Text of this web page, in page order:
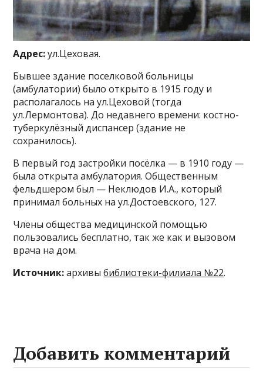
Адрес:ул.Цеховая.
Бывшее здание поселковой больницы
(амбулатории) было открыто в 1915 году и
располагалось на ул.Цеховой (тогда
ул.Лермонтова). До недавнего времени: костно-
туберкулёзный диспансер (здание не
сохранилось).
В первый год застройки посёлка — в 1910 году —
была открыта амбулатория. Общественным
фельдшером был — Неклюдов И.А., который
принимал больных на ул.Достоевского, 127.
Члены общества медицинской помощью
пользовались бесплатно, так же как и вызовом
врача на дом.
Источник:архивыбиблиотеки-филиала №22.
Добавить комментарий